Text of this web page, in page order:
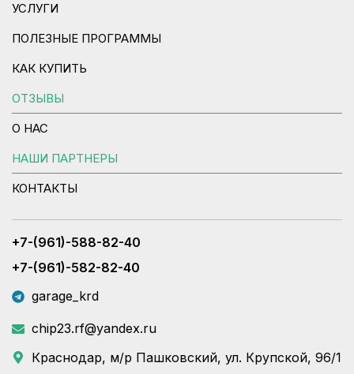
УСЛУГИ
ПОЛЕЗНЫЕ ПРОГРАММЫ
КАК КУПИТЬ
ОТЗЫВЫ
О НАС
НАШИ ПАРТНЕРЫ
КОНТАКТЫ
+7-(961)-588-82-40
+7-(961)-582-82-40
garage_krd
chip23.rf@yandex.ru
Краснодар, м/р Пашковский, ул. Крупской, 96/1